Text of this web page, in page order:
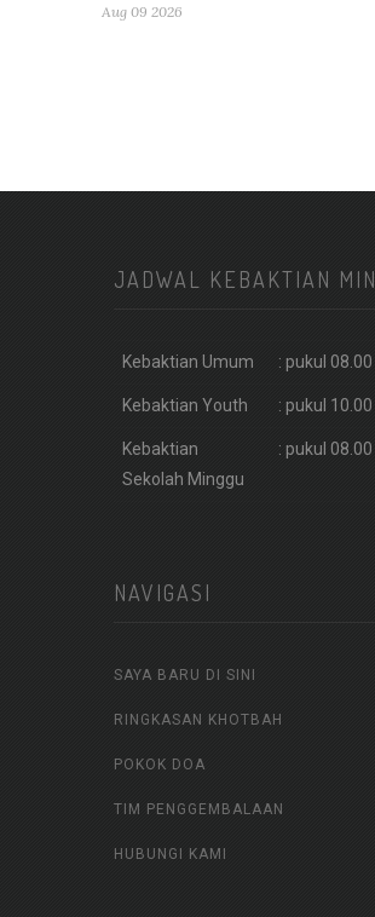
Aug 09 2026
JADWAL KEBAKTIAN
Kebaktian Umum : pukul 08.00
Kebaktian Youth : pukul 10.00
Kebaktian
Sekolah Minggu
: pukul 08.00
NAVIGASI
SAYA BARU DI SINI
RINGKASAN KHOTBAH
POKOK DOA
TIM PENGGEMBALAAN
HUBUNGI KAMI